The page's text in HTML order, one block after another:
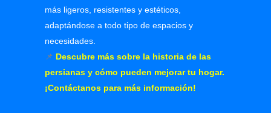
más ligeros, resistentes y estéticos,
adaptándose a todo tipo de espacios y
necesidades.
📌 Descubre más sobre la historia de las
persianas y cómo pueden mejorar tu hogar.
¡Contáctanos para más información!